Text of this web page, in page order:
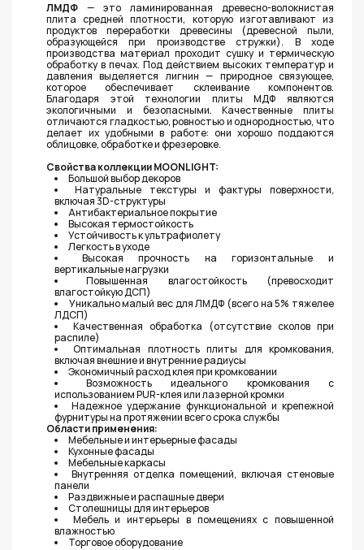
ЛМДФ
— это ламинированная древесно-волокнистая
плита средней плотности, которую изготавливают из
продуктов переработки древесины (древесной пыли,
образующейся при производстве стружки). В ходе
производства материал проходит сушку и термическую
обработку в печах. Под действием высоких температур и
давления выделяется лигнин — природное связующее,
которое обеспечивает склеивание компонентов.
Благодаря этой технологии плиты МДФ являются
экологичными и безопасными. Качественные плиты
отличаются гладкостью, ровностью и однородностью, что
делает их удобными в работе: они хорошо поддаются
облицовке, обработке и фрезеровке.
Свойства коллекции MOONLIGHT:
Большой выбор декоров
Натуральные текстуры и фактуры поверхности,
включая 3D-структуры
Антибактериальное покрытие
Высокая термостойкость
Устойчивость к ультрафиолету
Легкость в уходе
Высокая прочность на горизонтальные и
вертикальные нагрузки
Повышенная влагостойкость (превосходит
влагостойкую ДСП)
Уникально малый вес для ЛМДФ (всего на 5% тяжелее
ЛДСП)
Качественная обработка (отсутствие сколов при
распиле)
Оптимальная плотность плиты для кромкования,
включая внешние и внутренние радиусы
Экономичный расход клея при кромковании
Возможность идеального кромкования с
использованием PUR-клея или лазерной кромки
Надежное удержание функциональной и крепежной
фурнитуры на протяжении всего срока службы
Области применения:
Мебельные и интерьерные фасады
Кухонные фасады
Мебельные каркасы
Внутренняя отделка помещений, включая стеновые
панели
Раздвижные и распашные двери
Столешницы для интерьеров
Мебель и интерьеры в помещениях с повышенной
влажностью
Торговое оборудование